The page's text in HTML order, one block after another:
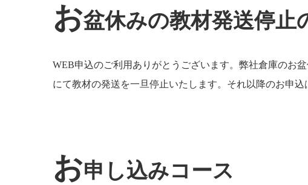
お盆休みの教材発送停止
WEB申込のご利用ありがとうございます。弊社倉庫のお
にて教材の発送を一旦停止いたします。それ以降のお申
お申し込みコース